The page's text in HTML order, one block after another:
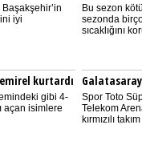
iyi
Bu sezon
sezonda
sıcaklığını
kurtardı
gibi 4-
açan isimlere
Spor Toto
Telekom
kırmızılı